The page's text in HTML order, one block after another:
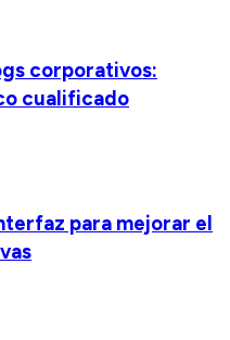
corporativos:
cualificado
para mejorar el